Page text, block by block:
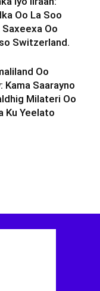
Oo La Soo
Oo
Switzerland.
Oo
Kama Saarayno
Milateri Oo
Ku Yeelato